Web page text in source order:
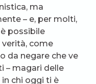
ma
– e, per molti,
possibile
come
da negare che ve
– magari delle
chi oggi ti è